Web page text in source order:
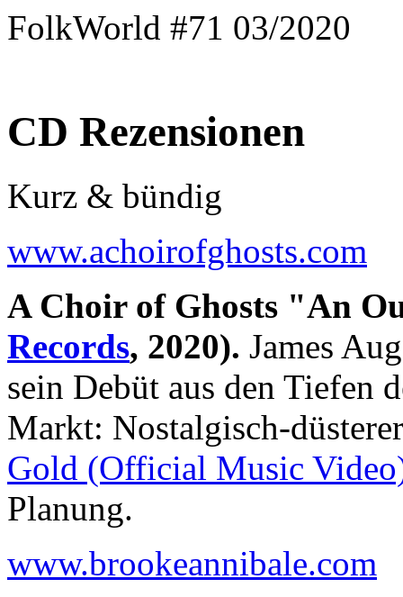
FolkWorld #71 03/2020
CD Rezensionen
Kurz & bündig
www.achoirofghosts.com
A Choir of Ghosts "An
Records, 2020). James
sein Debüt aus den Tiefen
Markt: Nostalgisch-
Gold (Official Music
Planung.
www.brookeannibale.com